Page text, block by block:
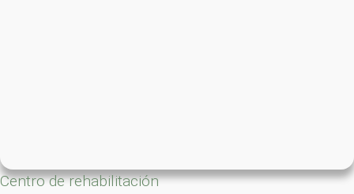
Centro de rehabilitación